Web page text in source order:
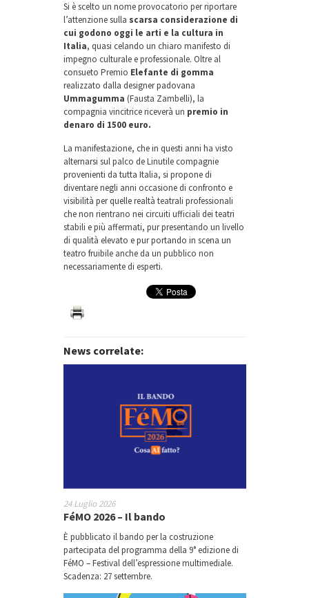
Si è scelto un nome provocatorio per riportare
l’attenzione sulla scarsa considerazione di
cui godono oggi le arti e la cultura in
Italia, quasi celando un chiaro manifesto di
impegno culturale e professionale. Oltre al
consueto Premio Elefante di gomma
realizzato dalla designer padovana
Ummagumma (Fausta Zambelli), la
compagnia vincitrice riceverà un premio in
denaro di 1500 euro.
La manifestazione, che in questi anni ha visto
alternarsi sul palco de Linutile compagnie
provenienti da tutta Italia, si propone di
diventare negli anni occasione di confronto e
visibilità per quelle realtà teatrali professionali
che non rientrano nei circuiti ufficiali dei teatri
stabili e più affermati, pur presentando un livello
di qualità elevato e pur portando in scena un
teatro fruibile anche da un pubblico non
necessariamente di esperti.
News correlate:
24 Luglio 2026
FéMO 2026 – Il bando
È pubblicato il bando per la costruzione
partecipata del programma della 9° edizione di
FéMO – Festival dell’espressione multimediale.
Scadenza: 27 settembre.